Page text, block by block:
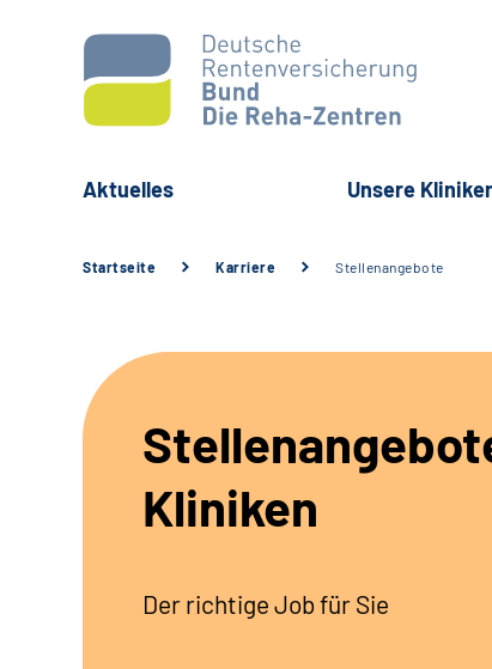
Aktuelles Unsere
Startseite Karriere Stellenangebote
Kliniken
Der richtige Job für Sie